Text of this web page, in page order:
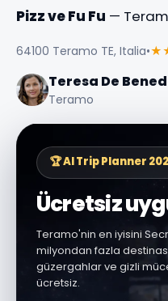
Pizz ve Fu Fu —
64100 Teramo TE, Italia•
Teresa De
Teramo
🏆 AI Trip Planner
Ücretsiz
Teramo'nin en iyisini
milyondan fazla
güzergahlar ve gizli
ücretsiz.